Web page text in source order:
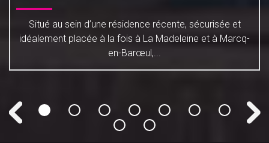
Situé au sein d’une résidence récente, sécurisée et
idéalement placée à la fois à La Madeleine et à Marcq-
en-Barœul,...